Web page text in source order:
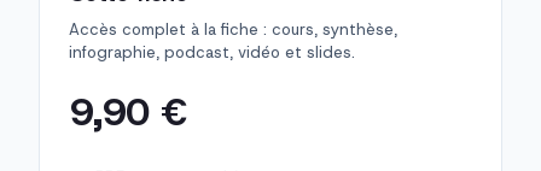
Accès complet à la fiche : cours, synthèse,
infographie, podcast, vidéo et slides.
9,90 €